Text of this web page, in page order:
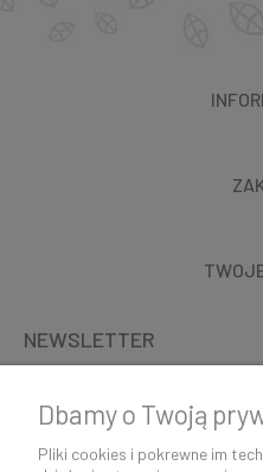
NEWSLETTER
Dbamy o Twoją
Pliki cookies i pokrewne im